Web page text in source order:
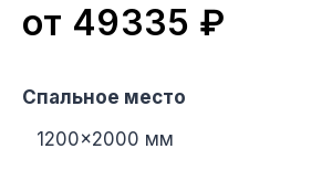
от 49335 ₽
Спальное место
1200×2000 мм